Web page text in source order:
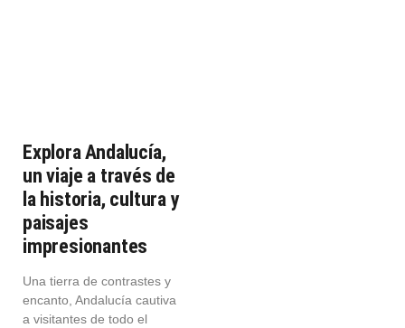
Explora Andalucía,
un viaje a través de
la historia, cultura y
paisajes
impresionantes
Una tierra de contrastes y
encanto, Andalucía cautiva
a visitantes de todo el